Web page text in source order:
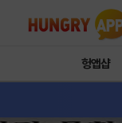
헝앱샵